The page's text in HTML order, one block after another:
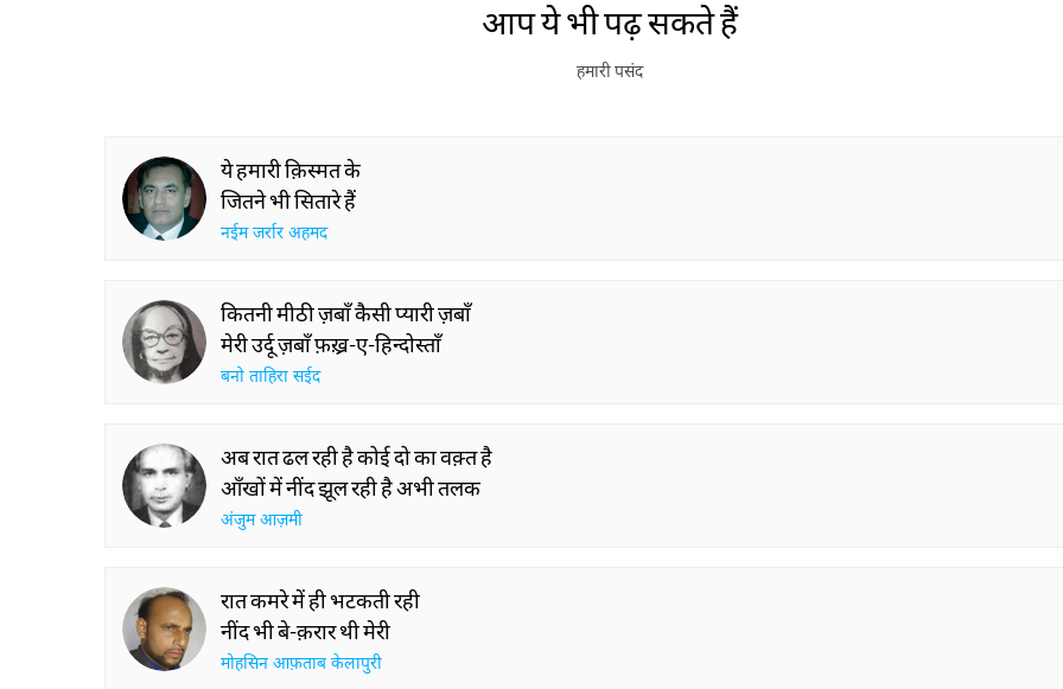
आप ये भी पढ़ सकते हैं
हमारी पसंद
ये हमारी क़िस्मत के
जितने भी सितारे हैं
नईम जर्रार अहमद
कितनी मीठी ज़बाँ कैसी प्यारी ज़बाँ
मेरी उर्दू ज़बाँ फ़ख़्र-ए-हिन्दोस्ताँ
बनो ताहिरा सईद
अब रात ढल रही है कोई दो का वक़्त है
आँखों में नींद झूल रही है अभी तलक
अंजुम आज़मी
रात कमरे में ही भटकती रही
नींद भी बे-क़रार थी मेरी
मोहसिन आफ़ताब केलापुरी